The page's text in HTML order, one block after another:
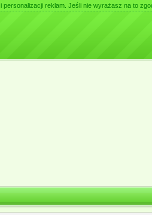
reklam. Jeśli nie wyrażasz na to